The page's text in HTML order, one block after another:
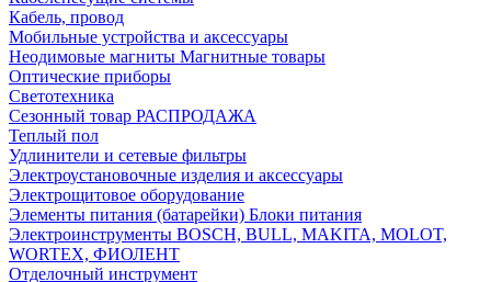
Кабель, провод
Мобильные устройства и аксессуары
Неодимовые магниты Магнитные товары
Оптические приборы
Светотехника
Сезонный товар РАСПРОДАЖА
Теплый пол
Удлинители и сетевые фильтры
Электроустановочные изделия и аксессуары
Электрощитовое оборудование
Элементы питания (батарейки) Блоки питания
Электроинструменты BOSCH, BULL, MAKITA, MOLOT,
WORTEX, ФИОЛЕНТ
Отделочный инструмент